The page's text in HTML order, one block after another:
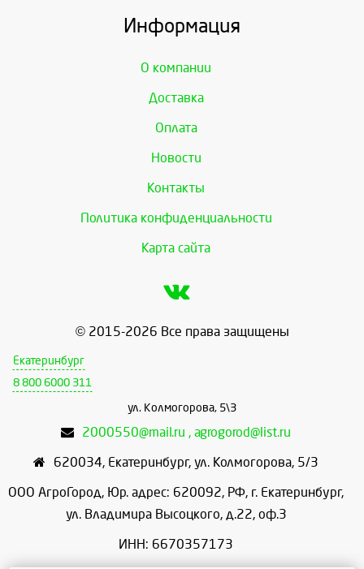
Информация
О компании
Доставка
Оплата
Новости
Контакты
Политика конфиденциальности
Карта сайта
© 2015-2026 Все права защищены
Екатеринбург
8 800 6000 311
ул. Колмогорова, 5\3
2000550@mail.ru , agrogorod@list.ru
620034, Екатеринбург, ул. Колмогорова, 5/3
ООО АгроГород, Юр. адрес: 620092, РФ, г. Екатеринбург,
ул. Владимира Высоцкого, д.22, оф.3
ИНН: 6670357173